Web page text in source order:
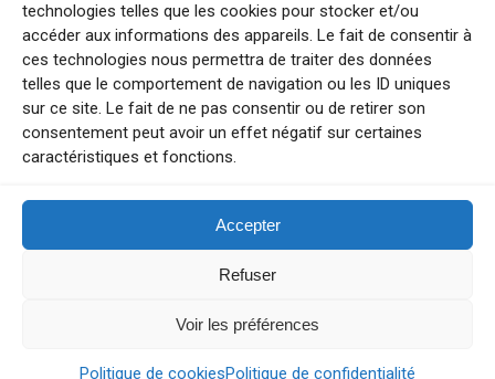
technologies telles que les cookies pour stocker et/ou
accéder aux informations des appareils. Le fait de consentir à
ces technologies nous permettra de traiter des données
telles que le comportement de navigation ou les ID uniques
sur ce site. Le fait de ne pas consentir ou de retirer son
consentement peut avoir un effet négatif sur certaines
caractéristiques et fonctions.
Accepter
Refuser
Voir les préférences
Politique de cookiesPolitique de confidentialité
Qui sommes-nous ?
BFM Top Sorties
EVENT
Tourisme week-end : envie de vous évader le temps d’un week-end ou
Explorez nos bonnes adresses
Contact